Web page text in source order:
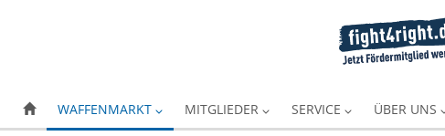
WAFFENMARKT MITGLIEDER SERVICE ÜBER UNS